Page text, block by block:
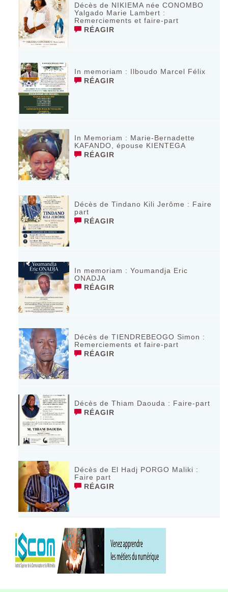
Décès de NIKIEMA née CONOMBO
Yalgado Marie Lambert :
Remerciements et faire-part
RÉAGIR
In memoriam : Ilboudo Marcel Félix
RÉAGIR
In Memoriam : Marie-Bernadette
KAFANDO, épouse KIENTEGA
RÉAGIR
Décès de Tindano Kili Jerôme : Faire
part
RÉAGIR
In memoriam : Youmandja Eric
ONADJA
RÉAGIR
Décès de TIENDREBEOGO Simon :
Remerciements et faire-part
RÉAGIR
Décès de Thiam Daouda : Faire-part
RÉAGIR
Décès de El Hadj PORGO Maliki :
Faire part
RÉAGIR